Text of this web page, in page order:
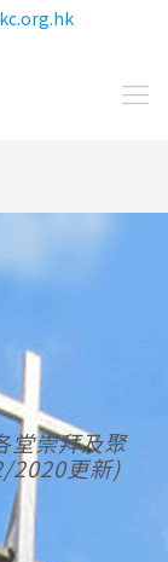
堂崇拜及聚
2020更新)